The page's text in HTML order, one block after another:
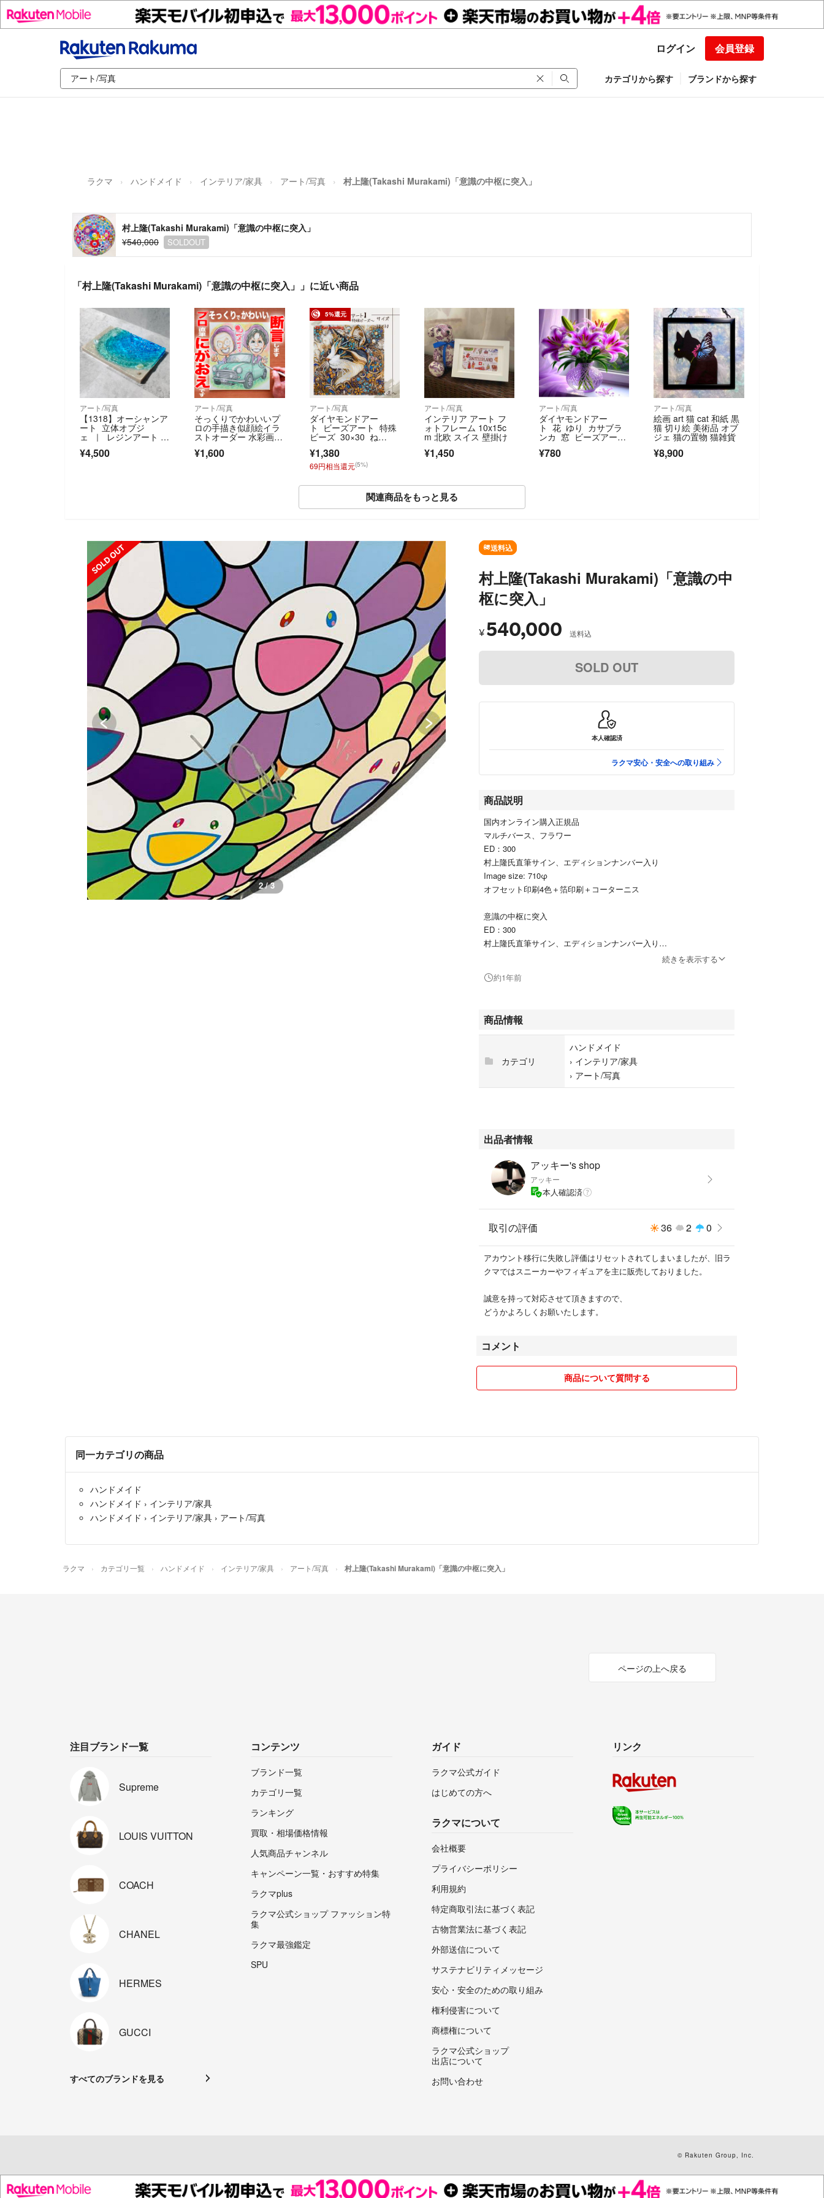
ログイン 会員登録
カテゴリから探す ブランドから探す
ラクマ ハンドメイド インテリア/家具 アート/写真 村上隆(Takashi Murakami)「意識の中枢に突入」
村上隆(Takashi Murakami)「意識の中枢に突入」
¥540,000
SOLDOUT
「村上隆(Takashi Murakami)「意識の中枢に突入」」に近い商品
アート/写真
【1318】オーシャンア
ート 立体オブジ
ェ ｜ レジンアート 海
インテリア
¥4,500
アート/写真
そっくりでかわいいプ
ロの手描き似顔絵イラ
ストオーダー 水彩画一
点物☆長寿 誕生日 還
暦 退職 ポエム 即日対
¥1,600
5%還元
アート/写真
ダイヤモンドアー
ト ビーズアート 特殊
ビーズ 30×30 ね
こ ネコ 猫
¥1,380
69円相当還元(5%)
アート/写真
インテリア アート フ
ォトフレーム 10x15c
m 北欧 スイス 壁掛け
¥1,450
アート/写真
ダイヤモンドアー
ト 花 ゆり カサブラ
ンカ 窓 ビーズアー
ト フラワー キット
¥780
アート/写真
絵画 art 猫 cat 和紙 黒
猫 切り絵 美術品 オブ
ジェ 猫の置物 猫雑貨
¥8,900
関連商品をもっと見る
SOLD OUT
3 / 3
送料込
村上隆(Takashi Murakami)「意識の中
枢に突入」
¥ 540,000 送料込
SOLD OUT
本人確認済
ラクマ安心・安全への取り組み
商品説明
国内オンライン購入正規品
マルチバース、フラワー
ED：300
村上隆氏直筆サイン、エディションナンバー入り
Image size: 710φ
オフセット印刷4色＋箔印刷＋コーターニス
意識の中枢に突入
ED：300
村上隆氏直筆サイン、エディションナンバー入り
Takashi Murakami
版画
ポスター
フラワーボール カラフル、ミラクル、スパークル
次元を超えて！
レインボーの心の中
お花畑の中に顔をうずめる
感謝の花
魂の中身
心をささげましょう
ファイアーボール
意識の中枢に突入
天国の門
お花の森
お花がスパークル！
Yonaguni
入学式
続きを表示する
約1年前
商品情報
カテゴリ
ハンドメイド
› インテリア/家具
› アート/写真
出品者情報
アッキー's shop
アッキー
本人確認済
取引の評価 36 2 0
アカウント移行に失敗し評価はリセットされてしまいましたが、旧ラ
クマではスニーカーやフィギュアを主に販売しておりました。
誠意を持って対応させて頂きますので、
どうかよろしくお願いたします。
コメント
商品について質問する
同一カテゴリの商品
ハンドメイド
ハンドメイド › インテリア/家具
ハンドメイド › インテリア/家具 › アート/写真
ラクマ カテゴリ一覧 ハンドメイド インテリア/家具 アート/写真 村上隆(Takashi Murakami)「意識の中枢に突入」
ページの上へ戻る
注目ブランド一覧
Supreme
LOUIS VUITTON
COACH
CHANEL
HERMES
GUCCI
すべてのブランドを見る
コンテンツ
ブランド一覧
カテゴリ一覧
ランキング
買取・相場価格情報
人気商品チャンネル
キャンペーン一覧・おすすめ特集
ラクマplus
ラクマ公式ショップ ファッション特
集
ラクマ最強鑑定
SPU
ガイド
ラクマ公式ガイド
はじめての方へ
ラクマについて
会社概要
プライバシーポリシー
利用規約
特定商取引法に基づく表記
古物営業法に基づく表記
外部送信について
サステナビリティメッセージ
安心・安全のための取り組み
権利侵害について
商標権について
ラクマ公式ショップ
出店について
お問い合わせ
リンク
© Rakuten Group, Inc.